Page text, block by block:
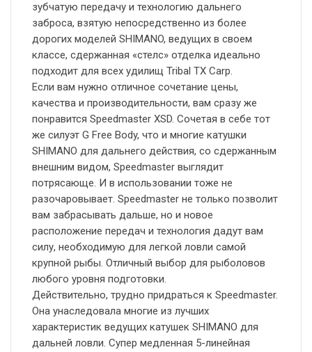
зубчатую передачу и технологию дальнего
заброса, взятую непосредственно из более
дорогих моделей SHIMANO, ведущих в своем
классе, сдержанная «стелс» отделка идеально
подходит для всех удилищ Tribal TX Carp.
Если вам нужно отличное сочетание цены,
качества и производительности, вам сразу же
понравится Speedmaster XSD. Сочетая в себе тот
же силуэт G Free Body, что и многие катушки
SHIMANO для дальнего действия, со сдержанным
внешним видом, Speedmaster выглядит
потрясающе. И в использовании тоже не
разочаровывает. Speedmaster не только позволит
вам забрасывать дальше, но и новое
расположение передач и технология дадут вам
силу, необходимую для легкой ловли самой
крупной рыбы. Отличный выбор для рыболовов
любого уровня подготовки.
Действительно, трудно придраться к Speedmaster.
Она унаследовала многие из лучших
характеристик ведущих катушек SHIMANO для
дальней ловли. Супер медленная 5-линейная